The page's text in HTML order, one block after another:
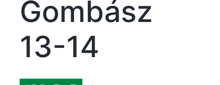
Gombász
13-14